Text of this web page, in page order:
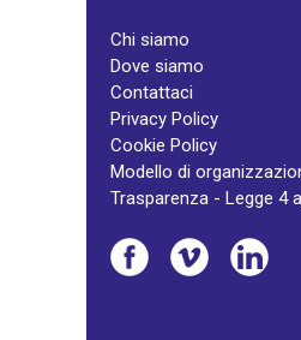
Chi siamo
Dove siamo
Contattaci
Privacy Policy
Cookie Policy
Modello di
Trasparenza - Legge 4